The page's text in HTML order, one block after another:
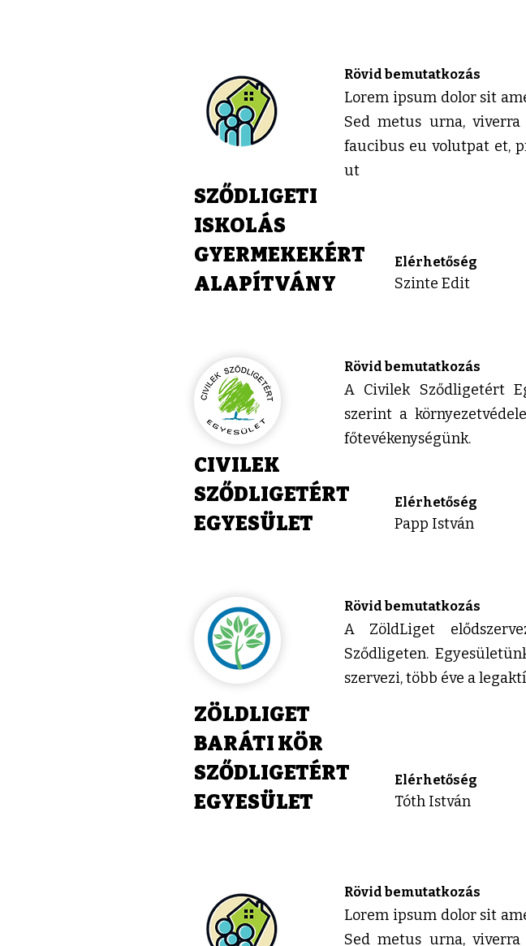
SZŐDLIGETI
ISKOLÁS
GYERMEKEKÉRT
ALAPÍTVÁNY
Rövid bemutatkozás
Lorem ipsum dolor sit
Sed metus urna,
faucibus eu volutpat et,
ut
Elérhetőség
Szinte Edit
CIVILEK
SZŐDLIGETÉRT
EGYESÜLET
Rövid bemutatkozás
A Civilek Sződligetért
szerint a
főtevékenységünk.
Elérhetőség
Papp István
Rövid bemutatkozás
A ZöldLiget
Sződligeten.
szervezi, több éve a
ZÖLDLIGET
BARÁTI KÖR
SZŐDLIGETÉRT
EGYESÜLET
Elérhetőség
Tóth István
Rövid bemutatkozás
Lorem ipsum dolor sit
Sed metus urna,